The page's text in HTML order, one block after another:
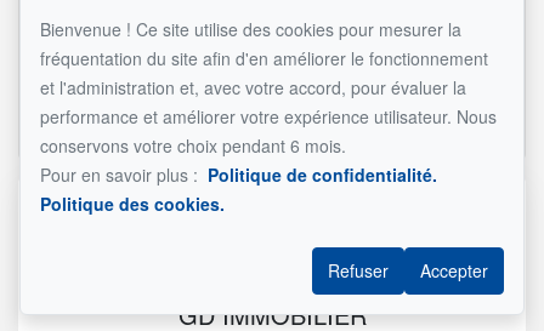
coucher
RC
Salle de
bains
7.9x5.0 pi
(irrégulier)
Référence :
GD IMMOBILIER
Bienvenue ! Ce site utilise des cookies pour mesurer la
fréquentation du site afin d'en améliorer le fonctionnement
et l'administration et, avec votre accord, pour évaluer la
performance et améliorer votre expérience utilisateur. Nous
conservons votre choix pendant 6 mois.
Pour en savoir plus : Politique de confidentialité.
Politique des cookies.
Refuser Accepter